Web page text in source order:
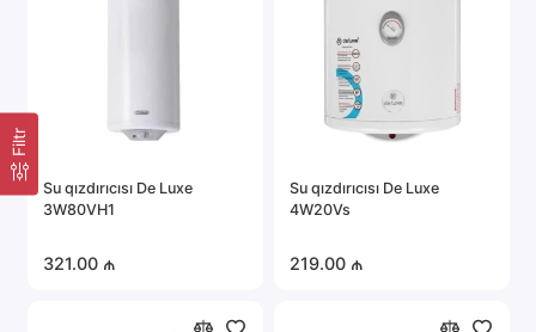
Filtr
Su qızdırıcısı De Luxe
3W80VH1
321.00 ₼
Su qızdırıcısı De Luxe
4W20Vs
219.00 ₼